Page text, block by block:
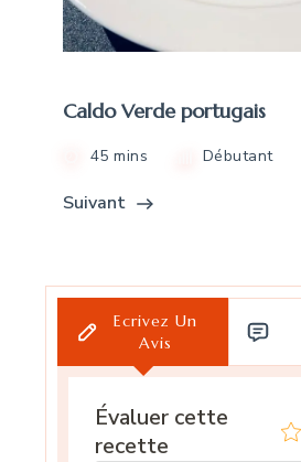
Caldo Verde portugais
45 mins Débutant
Suivant
Ecrivez Un
Avis
Évaluer cette
recette